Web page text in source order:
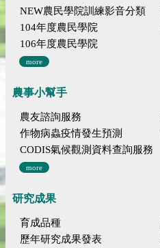
NEW農民學院訓練影音分類
104年度農民學院
106年度農民學院
more
農事小幫手
農友諮詢服務
作物病蟲疫情發生預測
CODIS氣候觀測資料查詢服務
more
研究成果
育成品種
歷年研究成果發表